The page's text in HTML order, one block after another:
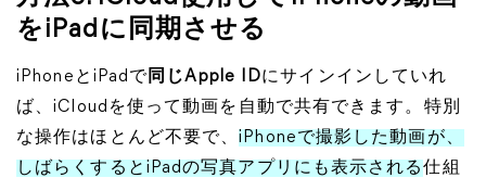
をiPadに同期させる
iPhoneとiPadで同じApple IDにサインインしていれ
ば、iCloudを使って動画を自動で共有できます。特別
な操作はほとんど不要で、iPhoneで撮影した動画が、
しばらくするとiPadの写真アプリにも表示される仕組